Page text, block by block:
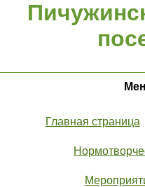
Главная страница